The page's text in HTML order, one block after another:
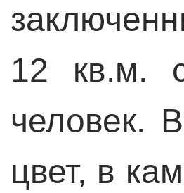
12 кв.м.
человек.
цвет, в